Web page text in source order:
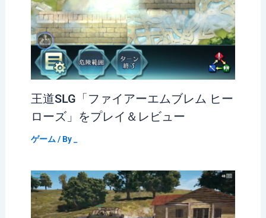
王道SLG「ファイアーエムブレム ヒー
ローズ」をプレイ＆レビュー
ゲーム / By